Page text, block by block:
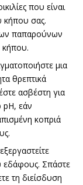
που είναι
κήπου σας.
παπαρούνων
κήπου.
μια
θρεπτικά
ασβέστη για
pH, εάν
κοπριά
εδάφους. Σπάστε
τη διείσδυση